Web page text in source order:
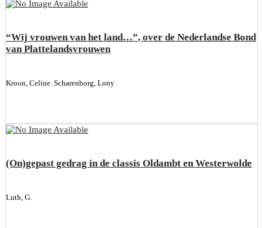
“Wij vrouwen van het land…”, over de Nederlandse Bond
van Plattelandsvrouwen
Kroon, Celine. Scharenborg, Lony
(On)gepast gedrag in de classis Oldambt en Westerwolde
Luth, G.